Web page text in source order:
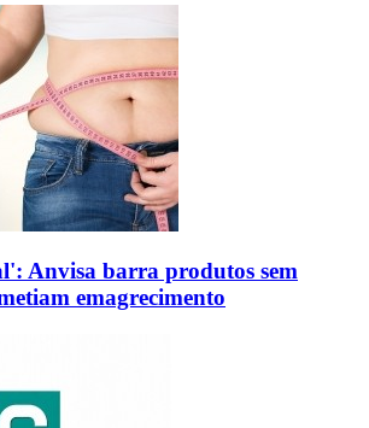
Anvisa barra produtos sem
emagrecimento